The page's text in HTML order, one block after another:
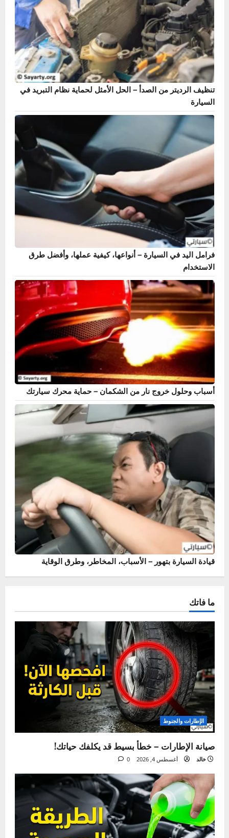
تنظيف الرديتر من الصدأ – الحل الأمثل لحماية نظام التبريد في
السيارة
فرامل اليد في السيارة – أنواعها، كيفية عملها، وأفضل طرق
الاستخدام
أسباب وحلول خروج نار من الشكمان – حماية محرك سيارتك
قيادة السيارة بتهور – الأسباب، المخاطر، وطرق الوقاية
ما فاتك
الإطارات والجنوط